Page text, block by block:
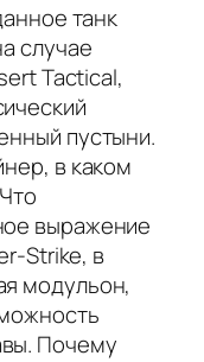
танк
случае
Tactical,
пустыни.
в каком
выражение
Strike, в
модульон,
Почему